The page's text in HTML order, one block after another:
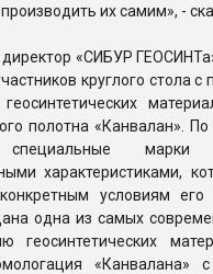
их самим», -
«СИБУР
круглого стола
полотна «Канвалан».
специальные
характеристиками,
условиям
одна из самых
геосинтетических
«Канвалана»